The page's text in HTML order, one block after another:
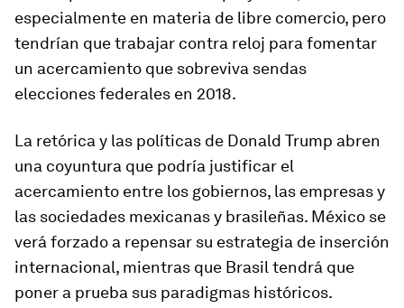
especialmente en materia de libre comercio, pero
tendrían que trabajar contra reloj para fomentar
un acercamiento que sobreviva sendas
elecciones federales en 2018.
La retórica y las políticas de Donald Trump abren
una coyuntura que podría justificar el
acercamiento entre los gobiernos, las empresas y
las sociedades mexicanas y brasileñas. México se
verá forzado a repensar su estrategia de inserción
internacional, mientras que Brasil tendrá que
poner a prueba sus paradigmas históricos.